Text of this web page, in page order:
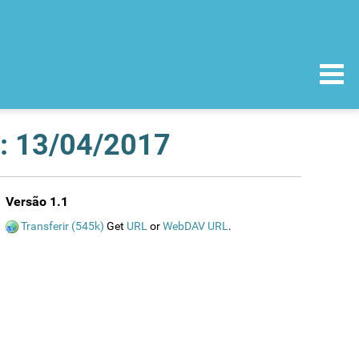
13/04/2017
Versão 1.1
Transferir (545k) Get URL orWebDAV URL .